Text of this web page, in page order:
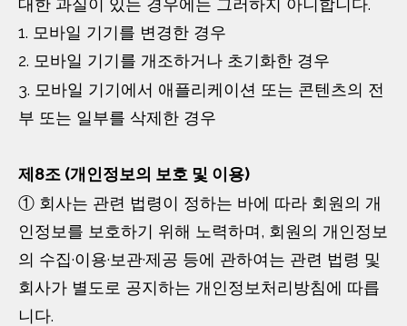
1. 모바일 기기를 변경한 경우
2. 모바일 기기를 개조하거나 초기화한 경우
3. 모바일 기기에서 애플리케이션 또는 콘텐츠의 전
부 또는 일부를 삭제한 경우
제8조 (개인정보의 보호 및 이용)
① 회사는 관련 법령이 정하는 바에 따라 회원의 개
인정보를 보호하기 위해 노력하며, 회원의 개인정보
의 수집·이용·보관·제공 등에 관하여는 관련 법령 및
회사가 별도로 공지하는 개인정보처리방침에 따릅
니다.